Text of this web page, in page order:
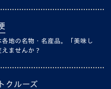
地の名物・名産品。「美味し
ませんか？
クルーズ